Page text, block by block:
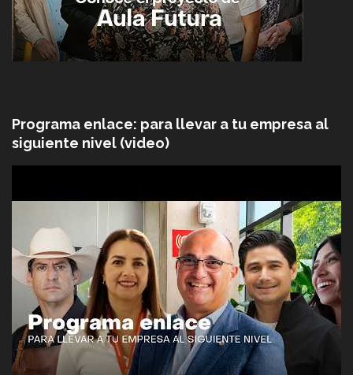
Programa enlace: para llevar a tu empresa al
siguiente nivel (video)